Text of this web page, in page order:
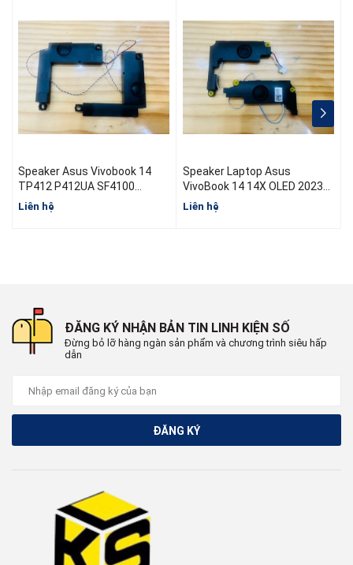
Speaker Asus Vivobook 14
TP412 P412UA SF4100
TP412F TP412 TP412UA
Liên hệ
Speaker Laptop Asus
VivoBook 14 14X OLED 2023
X1404
Liên hệ
ĐĂNG KÝ NHẬN BẢN TIN LINH KIỆN SỐ
Đừng bỏ lỡ hàng ngàn sản phẩm và chương trình siêu hấp
dẫn
ĐĂNG KÝ